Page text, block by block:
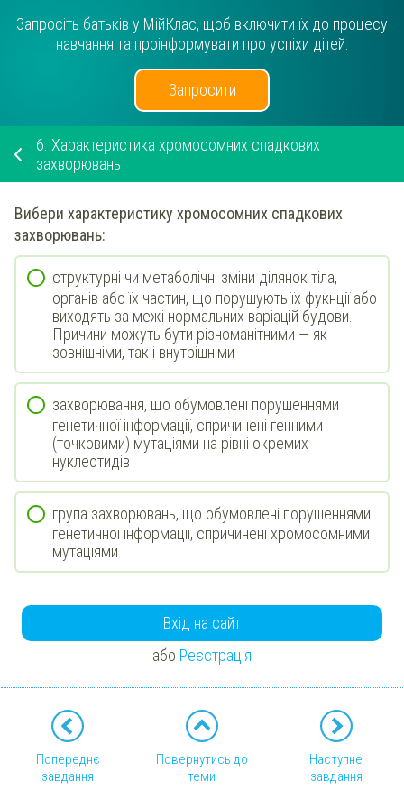
Запросіть батьків у МійКлас, щоб включити їх до процесу
навчання та проінформувати про успіхи дітей.
Запросити
6. Характеристика хромосомних спадкових
захворювань
Вибери характеристику хромосомних спадкових
захворювань:
структурні чи метаболічні зміни ділянок тіла,
органів або їх частин, що порушують їх фукнції або
виходять за межі нормальних варіацій будови.
Причини можуть бути різноманітними — як
зовнішніми, так і внутрішніми
захворювання, що обумовлені порушеннями
генетичної інформації, спричинені генними
(точковими) мутаціями на рівні окремих
нуклеотидів
група захворювань, що обумовлені порушеннями
генетичної інформації, спричинені хромосомними
мутаціями
Вхід на сайт
або Реєстрація
Попереднє
завдання
Повернутись до
теми
Наступне
завдання